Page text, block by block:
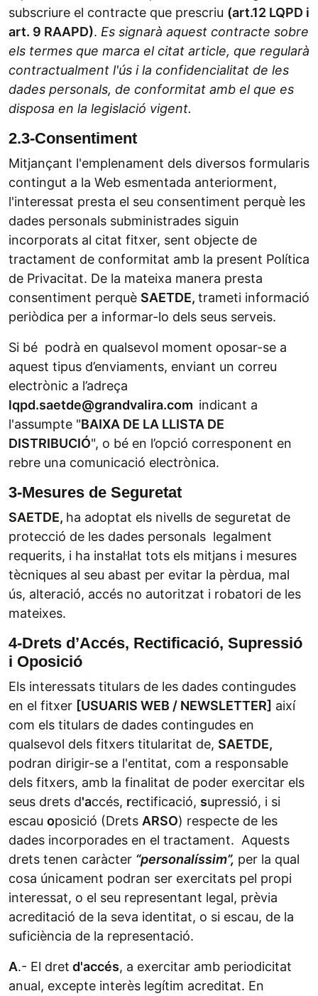
subscriure el contracte que prescriu (art.12 LQPD i
art. 9 RAAPD). Es signarà aquest contracte sobre
els termes que marca el citat article, que regularà
contractualment l'ús i la confidencialitat de les
dades personals, de conformitat amb el que es
disposa en la legislació vigent.
2.3-Consentiment
Mitjançant l'emplenament dels diversos formularis
contingut a la Web esmentada anteriorment,
l'interessat presta el seu consentiment perquè les
dades personals subministrades siguin
incorporats al citat fitxer, sent objecte de
tractament de conformitat amb la present Política
de Privacitat. De la mateixa manera presta
consentiment perquè SAETDE, trameti informació
periòdica per a informar-lo dels seus serveis.
Si bé podrà en qualsevol moment oposar-se a
aquest tipus d’enviaments, enviant un correu
electrònic a l’adreça
lqpd.saetde@grandvalira.com indicant a
l'assumpte "BAIXA DE LA LLISTA DE
DISTRIBUCIÓ", o bé en l’opció corresponent en
rebre una comunicació electrònica.
3-Mesures de Seguretat
SAETDE, ha adoptat els nivells de seguretat de
protecció de les dades personals legalment
requerits, i ha instal·lat tots els mitjans i mesures
tècniques al seu abast per evitar la pèrdua, mal
ús, alteració, accés no autoritzat i robatori de les
mateixes.
4-Drets d’Accés, Rectificació, Supressió
i Oposició
Els interessats titulars de les dades contingudes
en el fitxer [USUARIS WEB / NEWSLETTER] així
com els titulars de dades contingudes en
qualsevol dels fitxers titularitat de, SAETDE,
podran dirigir-se a l'entitat, com a responsable
dels fitxers, amb la finalitat de poder exercitar els
seus drets d'accés, rectificació, supressió, i si
escau oposició (Drets ARSO) respecte de les
dades incorporades en el tractament. Aquests
drets tenen caràcter “personalíssim”, per la qual
cosa únicament podran ser exercitats pel propi
interessat, o el seu representant legal, prèvia
acreditació de la seva identitat, o si escau, de la
suficiència de la representació.
A.- El dret d'accés, a exercitar amb periodicitat
anual, excepte interès legítim acreditat. En